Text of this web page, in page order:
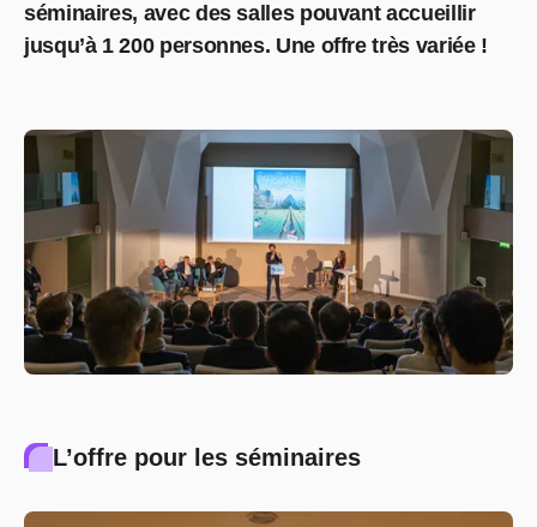
séminaires, avec des salles pouvant accueillir
jusqu’à 1 200 personnes. Une offre très variée !
L’offre pour les séminaires